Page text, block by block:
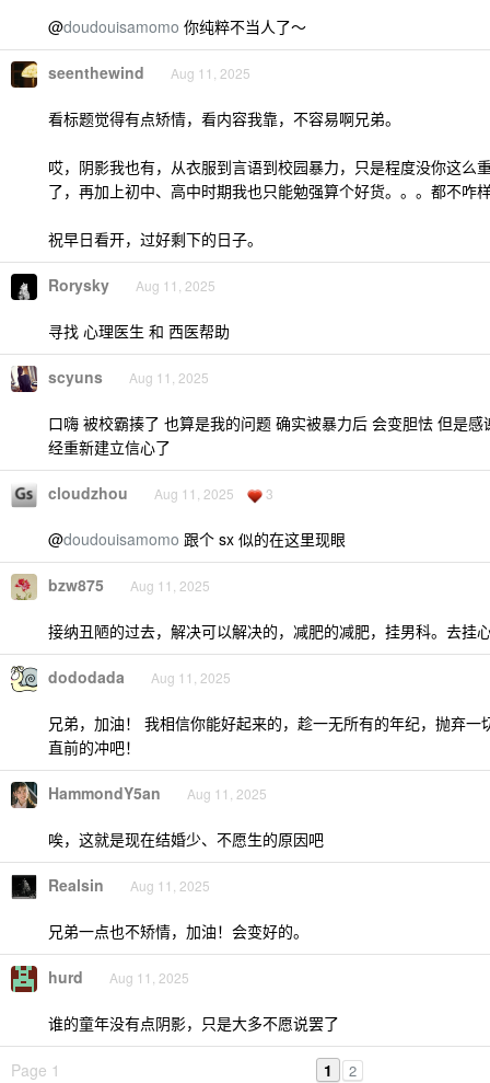
@doudouisamomo 你纯粹不当人了～
seenthewind Aug 11, 2025
看标题觉得有点矫情，看内容我靠，不容易啊兄弟。
哎，阴影我也有，从衣服到言语到校园暴力，只是程度没你这么
了，再加上初中、高中时期我也只能勉强算个好货。。。都不咋
祝早日看开，过好剩下的日子。
Rorysky Aug 11, 2025
寻找 心理医生 和 西医帮助
scyuns Aug 11, 2025
口嗨 被校霸揍了 也算是我的问题 确实被暴力后 会变胆怯 但是
经重新建立信心了
cloudzhou Aug 11, 2025 3
@doudouisamomo 跟个 sx 似的在这里现眼
bzw875 Aug 11, 2025
接纳丑陋的过去，解决可以解决的，减肥的减肥，挂男科。去挂
dododada Aug 11, 2025
兄弟，加油！ 我相信你能好起来的，趁一无所有的年纪，抛弃一
直前的冲吧！
HammondY5an Aug 11, 2025
唉，这就是现在结婚少、不愿生的原因吧
Realsin Aug 11, 2025
兄弟一点也不矫情，加油！会变好的。
hurd Aug 11, 2025
谁的童年没有点阴影，只是大多不愿说罢了
Page 1 1 2